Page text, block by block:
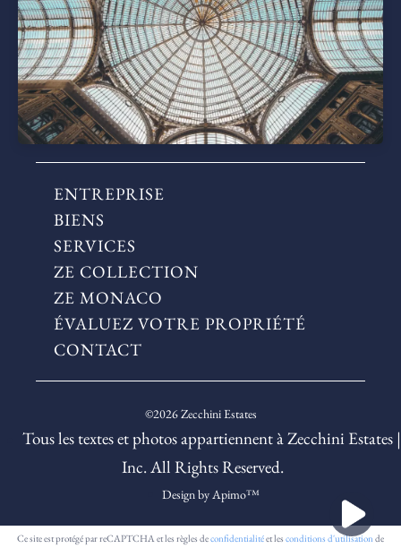
ENTREPRISE
BIENS
SERVICES
ZE COLLECTION
ZE MONACO
ÉVALUEZ VOTRE PROPRIÉTÉ
CONTACT
©2026 Zecchini Estates
Tous les textes et photos appartiennent à Zecchini Estates |
Inc. All Rights Reserved.
Design byApimo™
Ce site est protégé par reCAPTCHA et les règles deconfidentialitéet les conditions d'utilisation de